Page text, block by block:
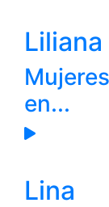
Liliana
en...
Lina